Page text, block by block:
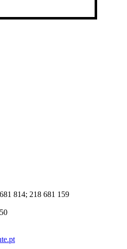
814; 218 681 159